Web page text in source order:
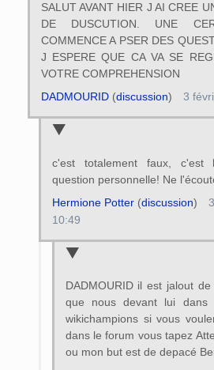
SALUT AVANT HIER J AI CREE
DE DUSCUTION. UNE
COMMENCE A PSER DES
J ESPERE QUE CA VA SE
VOTRE COMPREHENSION
DADMOURID(discussion) 3
c'est totalement faux,
question personnelle! Ne
Hermione Potter(discussion)
10:49
DADMOURID il est jalout
que nous devant lui dans
wikichampions si vous
dans le forum vous tapez
ou mon but est de depacé